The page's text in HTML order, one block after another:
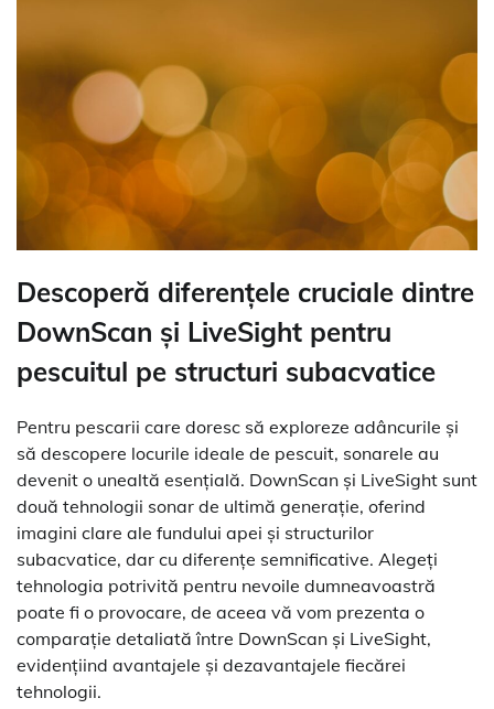
Descoperă diferențele cruciale dintre
DownScan și LiveSight pentru
pescuitul pe structuri subacvatice
Pentru pescarii care doresc să exploreze adâncurile și
să descopere locurile ideale de pescuit, sonarele au
devenit o unealtă esențială. DownScan și LiveSight sunt
două tehnologii sonar de ultimă generație, oferind
imagini clare ale fundului apei și structurilor
subacvatice, dar cu diferențe semnificative. Alegeți
tehnologia potrivită pentru nevoile dumneavoastră
poate fi o provocare, de aceea vă vom prezenta o
comparație detaliată între DownScan și LiveSight,
evidențiind avantajele și dezavantajele fiecărei
tehnologii.